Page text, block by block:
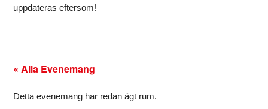
uppdateras eftersom!
« Alla Evenemang
Detta evenemang har redan ägt rum.